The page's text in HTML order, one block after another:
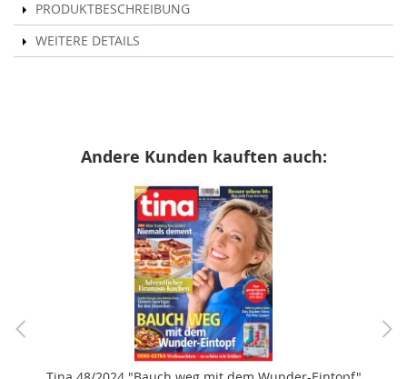
PRODUKTBESCHREIBUNG
WEITERE DETAILS
Andere Kunden kauften auch: